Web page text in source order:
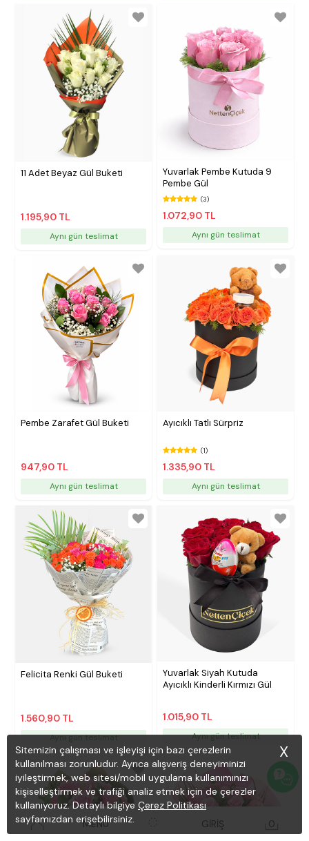
MENÜ GİRİŞ 0
11 Adet Beyaz Gül Buketi
1.195,90 TL
Aynı gün teslimat
Yuvarlak Pembe Kutuda 9
Pembe Gül
(3)
1.072,90 TL
Aynı gün teslimat
Pembe Zarafet Gül Buketi
947,90 TL
Aynı gün teslimat
Ayıcıklı Tatlı Sürpriz
(1)
1.335,90 TL
Aynı gün teslimat
Felicita Renki Gül Buketi
1.560,90 TL
Aynı gün teslimat
Yuvarlak Siyah Kutuda
Ayıcıklı Kinderli Kırmızı Gül
1.015,90 TL
Aynı gün teslimat
Sitemizin çalışması ve işleyişi için bazı çerezlerin
kullanılması zorunludur. Ayrıca alışveriş deneyiminizi
iyileştirmek, web sitesi/mobil uygulama kullanımınızı
kişiselleştirmek ve trafiği analiz etmek için de çerezler
kullanıyoruz. Detaylı bilgiye Çerez Politikası
sayfamızdan erişebilirsiniz.
X